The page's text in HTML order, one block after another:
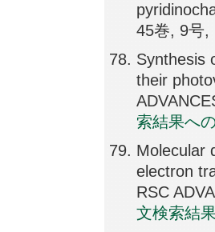
45巻, 9号,
Synthesis
their
索結果へ
Molecular
electron
RSC
文検索結